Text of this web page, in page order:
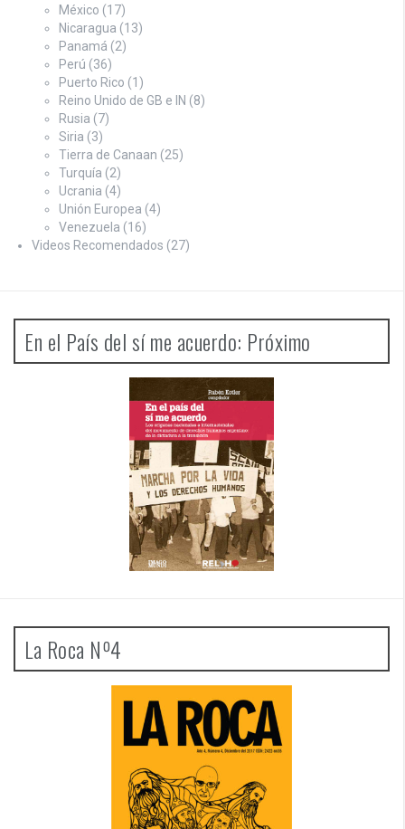
México (17)
Nicaragua (13)
Panamá (2)
Perú (36)
Puerto Rico (1)
Reino Unido de GB e IN (8)
Rusia (7)
Siria (3)
Tierra de Canaan (25)
Turquía (2)
Ucrania (4)
Unión Europea (4)
Venezuela (16)
Videos Recomendados (27)
En el País del sí me acuerdo: Próximo
La Roca Nº4